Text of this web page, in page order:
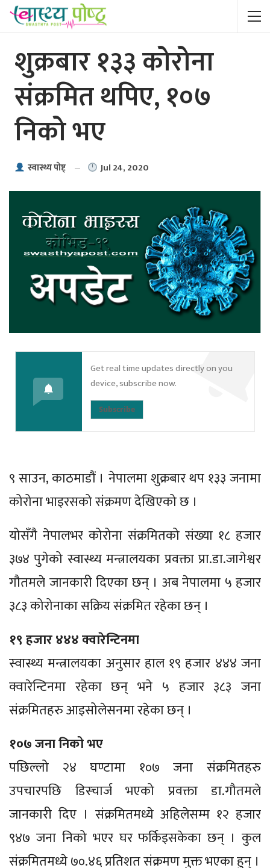
शुक्रबार १३३ कोरोना
संक्रमित थपिए, १०७
निको भए
स्वास्थ्य पाेष्ट् Jul 24, 2020
Get real time updates directly on you
device, subscribe now.
Subscribe
९ साउन, काठमाडौं । नेपालमा शुक्रबार थप १३३ जनामा
कोरोना भाइरसको संक्रमण देखिएको छ ।
योसँगै नेपालभर कोरोना संक्रमितको संख्या १८ हजार
३७४ पुगेको स्वास्थ्य मन्त्रालयका प्रवक्ता प्रा.डा.जागेश्वर
गौतमले जानकारी दिएका छन् । अब नेपालमा ५ हजार
३८३ कोरोनाका सक्रिय संक्रमित रहेका छन् ।
१९ हजार ४४४ क्वारेन्टिनमा
स्वास्थ्य मन्त्रालयका अनुसार हाल १९ हजार ४४४ जना
क्वारेन्टिनमा रहेका छन् भने ५ हजार ३८३ जना
संक्रमितहरु आइसोलेसनमा रहेका छन् ।
१०७ जना निको भए
पछिल्लो २४ घण्टामा १०७ जना संक्रमितहरु
उपचारपछि डिस्चार्ज भएको प्रवक्ता डा.गौतमले
जानकारी दिए । संक्रमितमध्ये अहिलेसम्म १२ हजार
९४७ जना निको भएर घर फर्किइसकेका छन् । कुल
संक्रमितमध्ये ७०.४६ प्रतिशत संक्रमण मुक्त भएका हुन् ।